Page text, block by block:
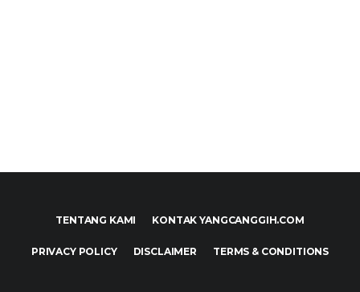
TENTANG KAMI KONTAK YANGCANGGIH.COM
PRIVACY POLICY DISCLAIMER TERMS & CONDITIONS